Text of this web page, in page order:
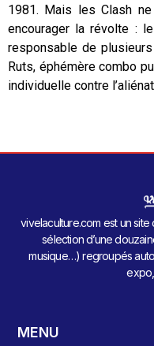
1981. Mais les Clash
encourager la révolte :
responsable de
Ruts, éphémère combo
individuelle contre
vivelaculture.com est un
sélection d’une
musique…) regroupés
MENU